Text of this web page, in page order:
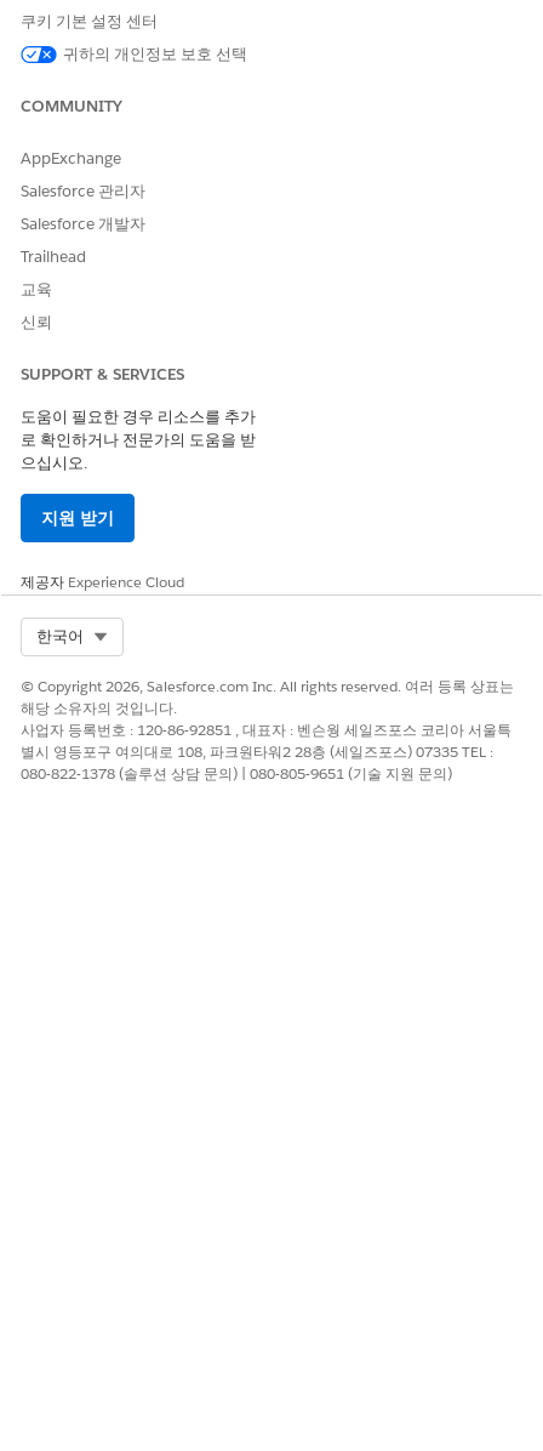
설정에서 빠른 찾기 상자에
지 관리자를 선택합니다.
패키지 아래에서
새로 만들기
패키지에 추가할 템플릿을 선택하고
다.
업로드 를 클릭합니다.
패키지의 버전 이름 및 버전 번호를 입력합니다.
설치 URL을 메모합니다. 이 URL을 사용하여 다른 조직에 패키
지된 템플릿을 설치합니다.
중요패키지를 통해 작업 계획 템플릿을 설치하면 템플릿이 읽기
다. 배포된 작업 계획 템플릿은 삭제할 수 없습니다.
다음 사항도 참조:
작업 계획 템플릿 복제
2세대 관리 패키지 개발자 가이드: 2세대 관리 패키지 개발
2세대 관리 패키지 개발자 가이드: 2세대 관리 패키지 설치
이 기사를 통해 문제를 해결했습니까?
쿠키 기본 설정 센터
귀하의 개인정보 보호 선택
COMMUNITY
AppExchange
Salesforce 관리자
Salesforce 개발자
Trailhead
교육
신뢰
SUPPORT & SERVICES
도움이 필요한 경우 리소스를 추가
로 확인하거나 전문가의 도움을 받
으십시오.
지원 받기
제공자 Experience Cloud
한국어
© Copyright 2026, Salesforce.com Inc. All rights reserved. 여러 등록 상표는
해당 소유자의 것입니다.
사업자 등록번호 : 120-86-92851 , 대표자 : 벤슨웡 세일즈포스 코리아 서울특
별시 영등포구 여의대로 108, 파크원타워2 28층 (세일즈포스) 07335 TEL :
080-822-1378 (솔루션 상담 문의) | 080-805-9651 (기술 지원 문의)